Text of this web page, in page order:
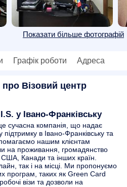
Показати більше фотографій
Графік роботи Адреса
Візовий центр
у Івано-Франківську
сучасна компанія, що надає
підтримку в Івано-Франківську та
нашим клієнтам
на проживання, громадянство
Канади та інших країн.
так і на місці. Ми пропонуємо
програм, таких як Green Card
візи та дозволи на